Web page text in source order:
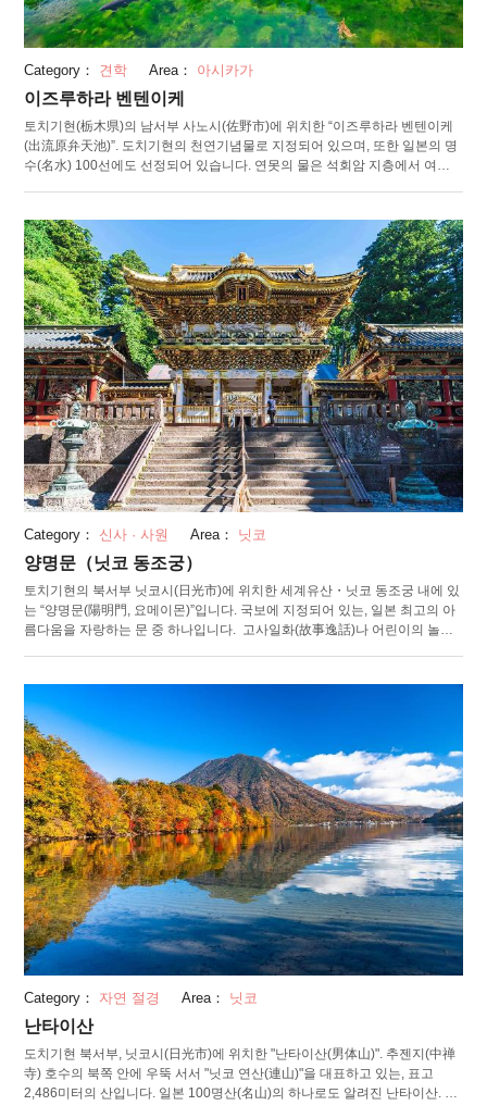
Category： 견학 Area： 아시카가
이즈루하라 벤텐이케
토치기현(栃木県)의 남서부 사노시(佐野市)에 위치한 “이즈루하라 벤텐이케
(出流原弁天池)”. 도치기현의 천연기념물로 지정되어 있으며, 또한 일본의 명
수(名水) 100선에도 선정되어 있습니다. 연못의 물은 석회암 지층에서 여과
로 맑습니다. "여름에는 피서지, 가을에는 단풍과 연못의 대비가 아름다운 절
경 명소로 알려져 있습니다. 주변에는, 1000년 이상의 역사가 있는 "이소야마
벤자이텐(磯山弁財天)"이 있습니다. 가마쿠라 시대에 중건된 본전은 못을 전
혀 쓰지 않는 기법으로 세워졌습니다. 이 밖에도 이즈루하라벤텐이케의 용수
를 뜨겁게 끓인 “아카미 온천(赤見温泉)”도 있으니 꼭 한번 방문해 보세요.
Category： 신사 · 사원 Area： 닛코
양명문（닛코 동조궁）
토치기현의 북서부 닛코시(日光市)에 위치한 세계유산・닛코 동조궁 내에 있
는 “양명문(陽明門, 요메이몬)”입니다. 국보에 지정되어 있는, 일본 최고의 아
름다움을 자랑하는 문 중 하나입니다. 고사일화(故事逸話)나 어린이의 놀이,
다. 2013년부터 헤이세이(平成)의 대수리를 끝내고, 장식 둘레의 근본적인 개
수가 이루어졌습니다. 닛코 동조궁 안에서도 더욱 돋보이는 이 양명문은 필견
입니다. 닛코 동조궁에서는, 도어제(渡御祭) "햐쿠모노조로에 천인 무사 행렬
(百物揃千人武者行列)"을 시작으로 하는 많은 연간 행사가 개최되고 있습니
다. 또한 동조궁 보물관에서는 제신(祭神) 도쿠가와 이에야스(徳川家康) 공의
유애품이나 궁의 제사기구 등 다양하게 전시를 진행하고 있습니다.
Category： 자연 절경 Area： 닛코
난타이산
도치기현 북서부, 닛코시(日光市)에 위치한 "난타이산(男体山)". 추젠지(中禅
寺) 호수의 북쪽 안에 우뚝 서서 "닛코 연산(連山)"을 대표하고 있는, 표고
2,486미터의 산입니다. 일본 100명산(名山)의 하나로도 알려진 난타이산. 오